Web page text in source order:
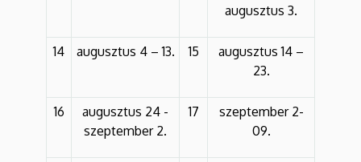
augusztus 3.
14 augusztus 4 – 13. 15
augusztus 14 –
23.
16
augusztus 24 -
szeptember 2.
17
szeptember 2-
09.